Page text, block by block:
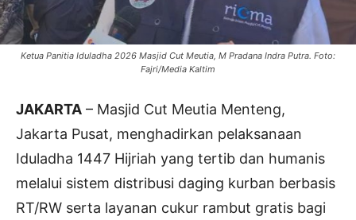
Ketua Panitia Iduladha 2026 Masjid Cut Meutia, M Pradana Indra Putra. Foto:
Fajri/Media Kaltim
JAKARTA – Masjid Cut Meutia Menteng,
Jakarta Pusat, menghadirkan pelaksanaan
Iduladha 1447 Hijriah yang tertib dan humanis
melalui sistem distribusi daging kurban berbasis
RT/RW serta layanan cukur rambut gratis bagi